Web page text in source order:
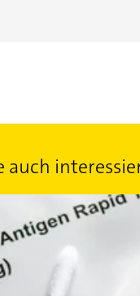
auch
und Corona-